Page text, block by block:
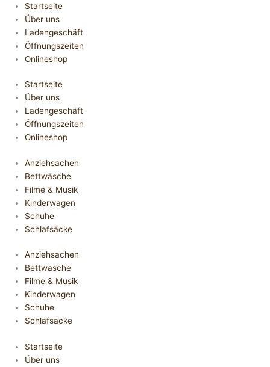
Startseite
Über uns
Ladengeschäft
Öffnungszeiten
Onlineshop
Startseite
Über uns
Ladengeschäft
Öffnungszeiten
Onlineshop
Anziehsachen
Bettwäsche
Filme & Musik
Kinderwagen
Schuhe
Schlafsäcke
Anziehsachen
Bettwäsche
Filme & Musik
Kinderwagen
Schuhe
Schlafsäcke
Startseite
Über uns